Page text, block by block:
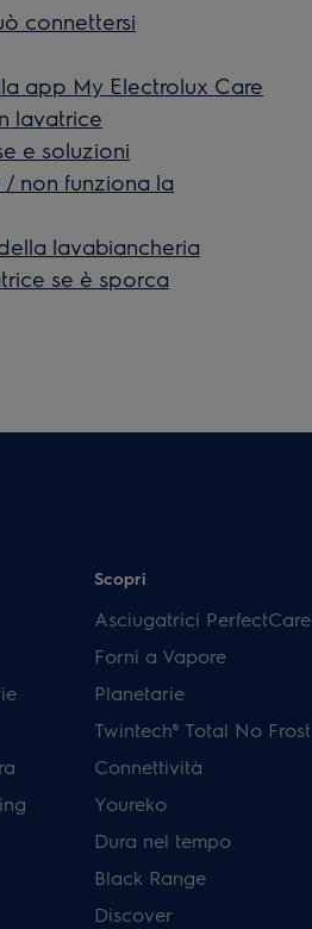
connettersi
app My Electrolux Care
lavatrice
e soluzioni
non funziona la
lavabiancheria
se è sporca
Scopri
Asciugatrici PerfectCare
Forni a Vapore
Planetarie
Twintech® Total No Frost
Connettività
Youreko
Dura nel tempo
Black Range
Discover